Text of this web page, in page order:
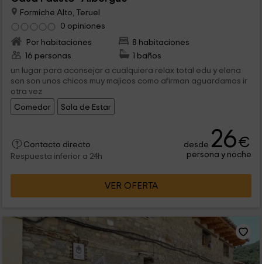
Formiche Alto, Teruel
0 opiniones
Por habitaciones
8 habitaciones
16 personas
1 baños
un lugar para aconsejar a cualquiera relax total edu y elena
son son unos chicos muy majicos como afirman aguardamos ir
otra vez
Comedor
Sala de Estar
Contacto directo
Respuesta inferior a 24h
desde 26€
persona y noche
VER OFERTA